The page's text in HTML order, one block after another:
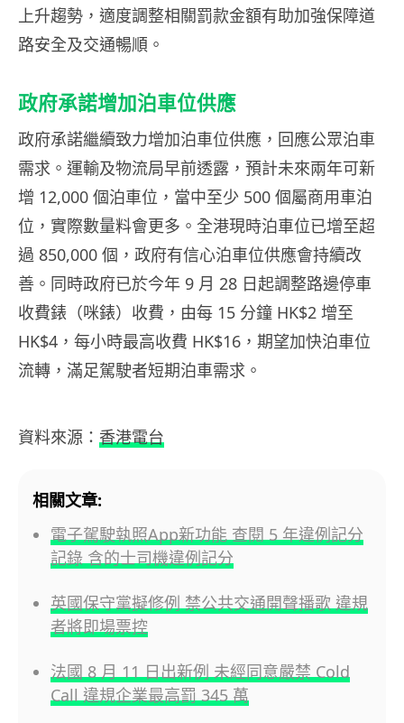
上升趨勢，適度調整相關罰款金額有助加強保障道
路安全及交通暢順。
政府承諾增加泊車位供應
政府承諾繼續致力增加泊車位供應，回應公眾泊車
需求。運輸及物流局早前透露，預計未來兩年可新
增 12,000 個泊車位，當中至少 500 個屬商用車泊
位，實際數量料會更多。全港現時泊車位已增至超
過 850,000 個，政府有信心泊車位供應會持續改
善。同時政府已於今年 9 月 28 日起調整路邊停車
收費錶（咪錶）收費，由每 15 分鐘 HK$2 增至
HK$4，每小時最高收費 HK$16，期望加快泊車位
流轉，滿足駕駛者短期泊車需求。
資料來源： 香港電台
相關文章:
電子駕駛執照App新功能 查閱 5 年違例記分
記錄 含的士司機違例記分
英國保守黨擬修例 禁公共交通開聲播歌 違規
者將即場票控
法國 8 月 11 日出新例 未經同意嚴禁 Cold
Call 違規企業最高罰 345 萬